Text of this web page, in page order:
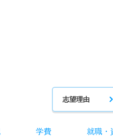
志望理由
学費 就職・